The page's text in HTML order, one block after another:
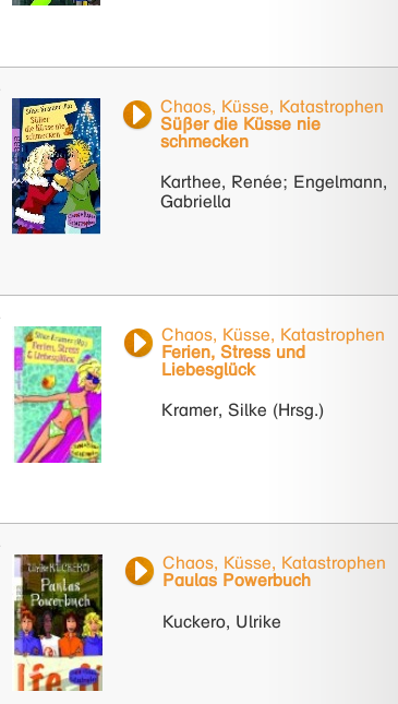
Chaos, Küsse, Katastrophen
Süßer die Küsse nie
schmecken
Karthee, Renée; Engelmann,
Gabriella
Chaos, Küsse, Katastrophen
Ferien, Stress und
Liebesglück
Kramer, Silke (Hrsg.)
Chaos, Küsse, Katastrophen
Paulas Powerbuch
Kuckero, Ulrike